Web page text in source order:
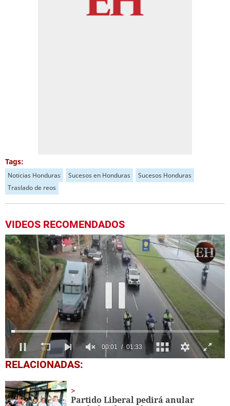
Tags:
Noticias Honduras Sucesos en Honduras
Sucesos Honduras
Traslado de reos
VIDEOS RECOMENDADOS
0
of
minute,
33
seconds
RELACIONADAS:
Partido Liberal pedirá anular